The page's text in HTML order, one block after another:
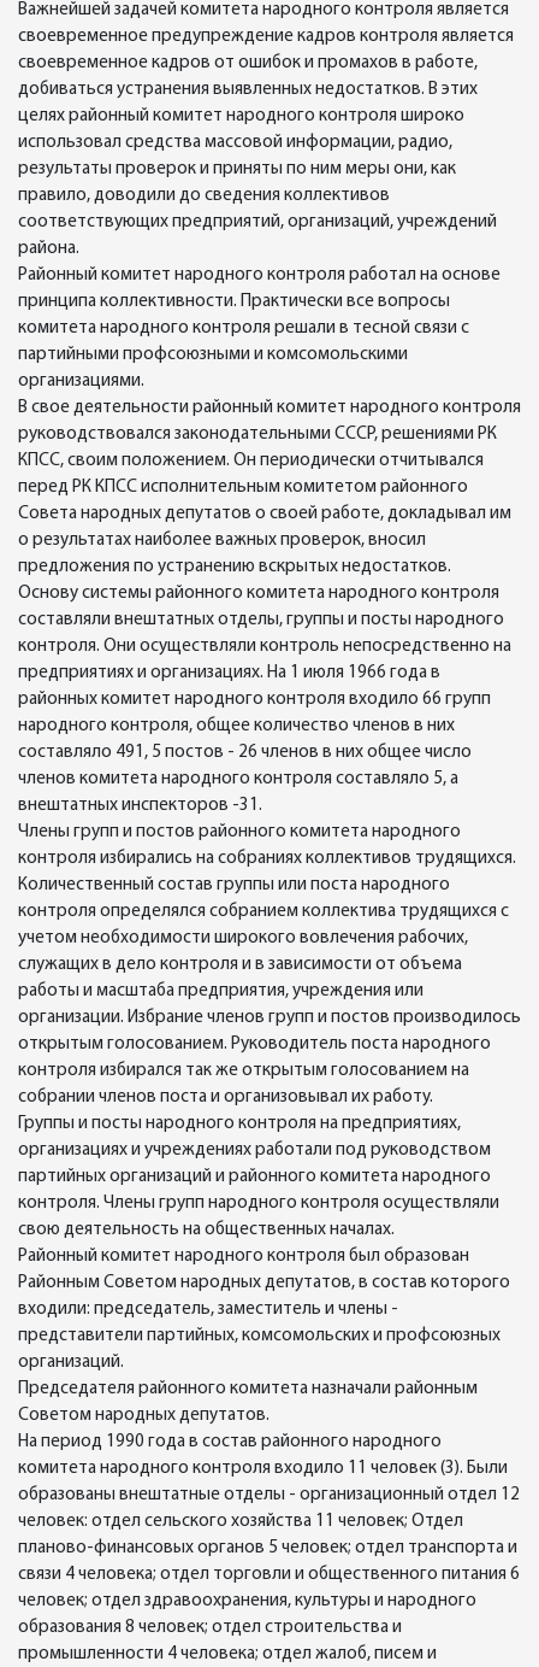
Важнейшей задачей комитета народного контроля является
своевременное предупреждение кадров контроля является
своевременное кадров от ошибок и промахов в работе,
добиваться устранения выявленных недостатков. В этих
целях районный комитет народного контроля широко
использовал средства массовой информации, радио,
результаты проверок и приняты по ним меры они, как
правило, доводили до сведения коллективов
соответствующих предприятий, организаций, учреждений
района.
Районный комитет народного контроля работал на основе
принципа коллективности. Практически все вопросы
комитета народного контроля решали в тесной связи с
партийными профсоюзными и комсомольскими
организациями.
В свое деятельности районный комитет народного контроля
руководствовался законодательными СССР, решениями РК
КПСС, своим положением. Он периодически отчитывался
перед РК КПСС исполнительным комитетом районного
Совета народных депутатов о своей работе, докладывал им
о результатах наиболее важных проверок, вносил
предложения по устранению вскрытых недостатков.
Основу системы районного комитета народного контроля
составляли внештатных отделы, группы и посты народного
контроля. Они осуществляли контроль непосредственно на
предприятиях и организациях. На 1 июля 1966 года в
районных комитет народного контроля входило 66 групп
народного контроля, общее количество членов в них
составляло 491, 5 постов - 26 членов в них общее число
членов комитета народного контроля составляло 5, а
внештатных инспекторов -31.
Члены групп и постов районного комитета народного
контроля избирались на собраниях коллективов трудящихся.
Количественный состав группы или поста народного
контроля определялся собранием коллектива трудящихся с
учетом необходимости широкого вовлечения рабочих,
служащих в дело контроля и в зависимости от объема
работы и масштаба предприятия, учреждения или
организации. Избрание членов групп и постов производилось
открытым голосованием. Руководитель поста народного
контроля избирался так же открытым голосованием на
собрании членов поста и организовывал их работу.
Группы и посты народного контроля на предприятиях,
организациях и учреждениях работали под руководством
партийных организаций и районного комитета народного
контроля. Члены групп народного контроля осуществляли
свою деятельность на общественных началах.
Районный комитет народного контроля был образован
Районным Советом народных депутатов, в состав которого
входили: председатель, заместитель и члены -
представители партийных, комсомольских и профсоюзных
организаций.
Председателя районного комитета назначали районным
Советом народных депутатов.
На период 1990 года в состав районного народного
комитета народного контроля входило 11 человек (3). Были
образованы внештатные отделы - организационный отдел 12
человек: отдел сельского хозяйства 11 человек; Отдел
планово-финансовых органов 5 человек; отдел транспорта и
связи 4 человека; отдел торговли и общественного питания 6
человек; отдел здравоохранения, культуры и народного
образования 8 человек; отдел строительства и
промышленности 4 человека; отдел жалоб, писем и